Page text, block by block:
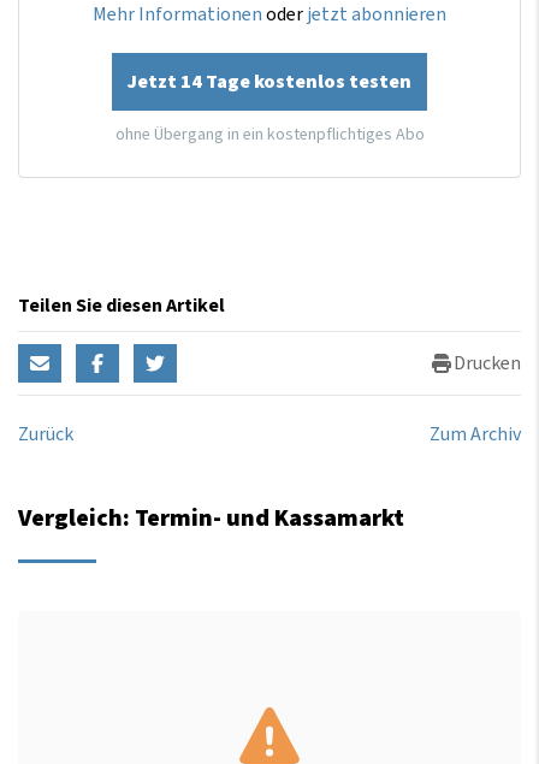
Mehr Informationenoderjetzt abonnieren
Jetzt 14 Tage kostenlos testen
ohne Übergang in ein kostenpflichtiges Abo
Teilen Sie diesen Artikel
Drucken
Zurück Zum Archiv
Vergleich: Termin- und Kassamarkt